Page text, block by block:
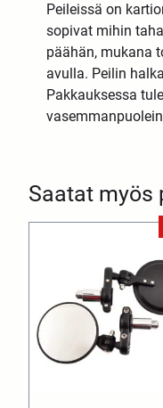
Saatat myös
Peileissä on
sopivat mihin
päähän, mukana
avulla. Peilin
Pakkauksessa